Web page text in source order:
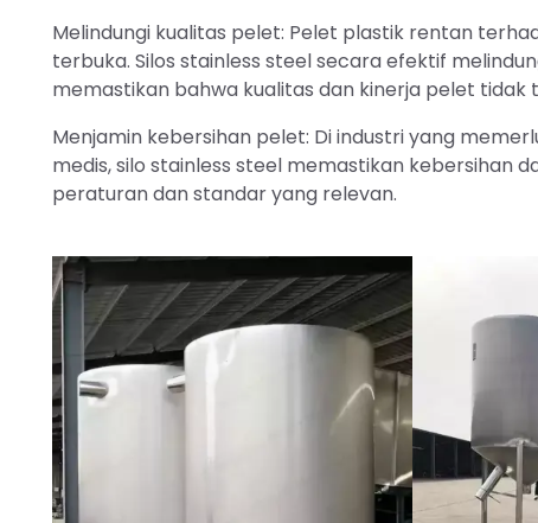
Melindungi kualitas pelet: Pelet plastik rentan
terbuka. Silos stainless steel secara efektif
memastikan bahwa kualitas dan kinerja pelet tidak
Menjamin kebersihan pelet: Di industri yang
medis, silo stainless steel memastikan kebersihan
peraturan dan standar yang relevan.